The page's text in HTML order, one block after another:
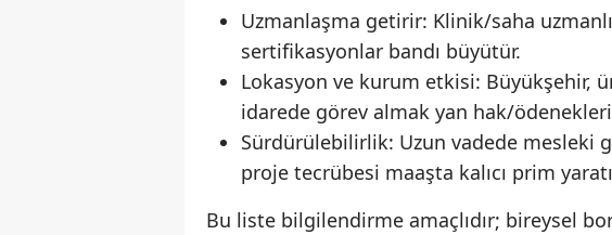
Uzmanlaşma getirir: Klinik/saha
sertifikasyonlar bandı büyütür.
Lokasyon ve kurum etkisi: Büyükşehir,
idarede görev almak yan hak/
Sürdürülebilirlik: Uzun vadede
proje tecrübesi maaşta kalıcı prim
Bu liste bilgilendirme amaçlıdır; bireysel